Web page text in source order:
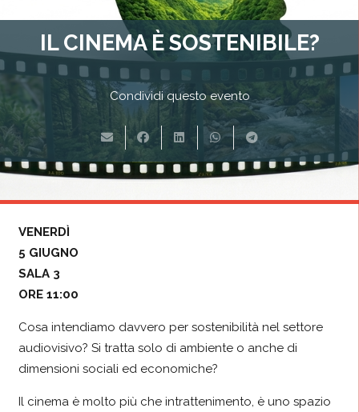
IL CINEMA È SOSTENIBILE?
Condividi questo evento
VENERDÌ
5 GIUGNO
SALA 3
ORE 11:00
Cosa intendiamo davvero per sostenibilità nel settore
audiovisivo? Si tratta solo di ambiente o anche di
dimensioni sociali ed economiche?
Il cinema è molto più che intrattenimento, è uno spazio